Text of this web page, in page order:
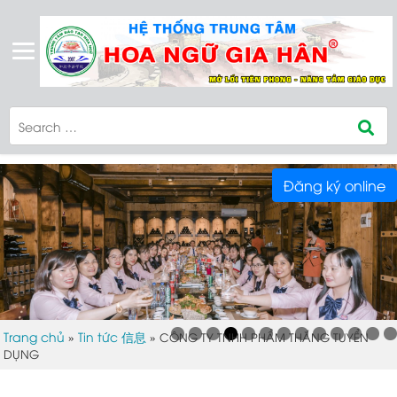
Trang chủ »Tin tức 信息 »CÔNG TY TNHH PHẨM THẮNG TUYỂN
DỤNG
Đăng ký online